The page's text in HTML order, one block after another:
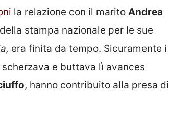
la relazione con il marito Andrea
stampa nazionale per le sue
era finita da tempo. Sicuramente i
e buttava lì avances
, hanno contribuito alla presa di